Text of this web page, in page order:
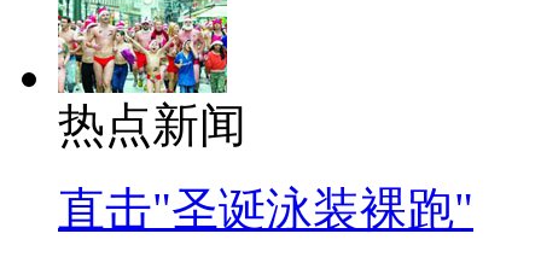
热点新闻
直击"圣诞泳装裸跑"